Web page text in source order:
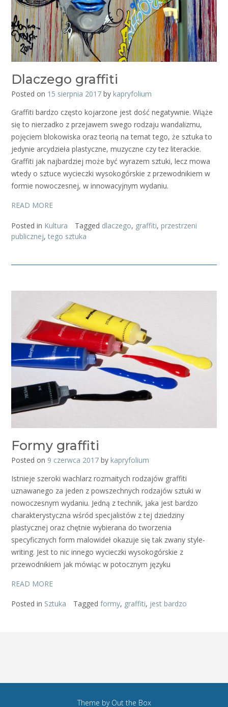
Dlaczego graffiti
Posted on 15 sierpnia 2017 by kapryfolium
Graffiti bardzo często kojarzone jest dość negatywnie. Wiąże
się to nierzadko z przejawem swego rodzaju wandalizmu,
pojęciem blokowiska oraz teorią na temat tego, że sztuka to
jedynie arcydzieła plastyczne, muzyczne czy tez literackie.
Graffiti jak najbardziej może być wyrazem sztuki, lecz mowa
wtedy o sztuce wycieczki wysokogórskie z przewodnikiem w
formie nowoczesnej, w innowacyjnym wydaniu.
READ MORE
Posted in Kultura Tagged dlaczego, graffiti, przestrzeni
publicznej, tego sztuka
Formy graffiti
Posted on 9 czerwca 2017 by kapryfolium
Istnieje szeroki wachlarz rozmaitych rodzajów graffiti
uznawanego za jeden z powszechnych rodzajów sztuki w
nowoczesnym wydaniu. Jedną z technik, jaka jest bardzo
charakterystyczna wśród specjalistów z tej dziedziny
plastycznej oraz chętnie wybierana do tworzenia
specyficznych form malowideł okazuje się tak zwany style-
writing. Jest to nic innego wycieczki wysokogórskie z
przewodnikiem jak mówiąc w potocznym języku
READ MORE
Posted in Sztuka Tagged formy, graffiti, jest bardzo
Theme by Out the Box